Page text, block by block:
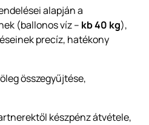
alapján a
(ballonos víz – kb 40 kg),
precíz, hatékony
összegyűjtése,
készpénz átvétele,